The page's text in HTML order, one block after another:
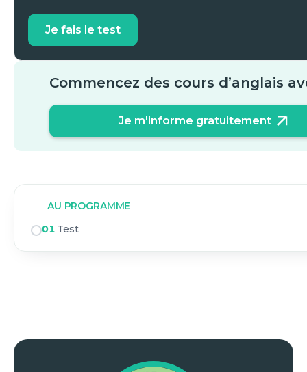
Je fais le test
Commencez des cours d’anglais
Je m'informe gratuitement
AU PROGRAMME
01 Test